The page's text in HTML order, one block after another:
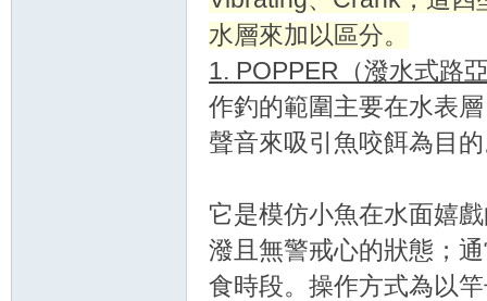
水層來加以區分。
1. POPPER（潑水式路
作釣的範圍主要在水表
聲音來吸引魚咬餌為目
它是模仿小魚在水面嬉
潑且無警戒心的狀態；
食時段。操作方式為以